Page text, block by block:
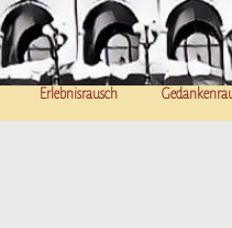
Erlebnisrausch